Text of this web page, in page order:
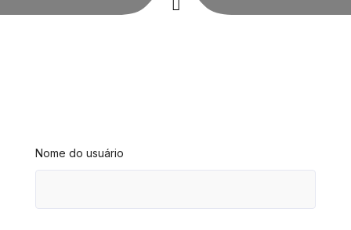
Nome do usuário